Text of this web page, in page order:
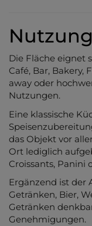
Nutzung
Die Fläche eignet
Café, Bar, Bakery,
away oder
Nutzungen.
Eine klassische
das Objekt vor
Ort lediglich
Croissants, Panini
Ergänzend ist der
Getränken, Bier,
Getränken
Genehmigungen.